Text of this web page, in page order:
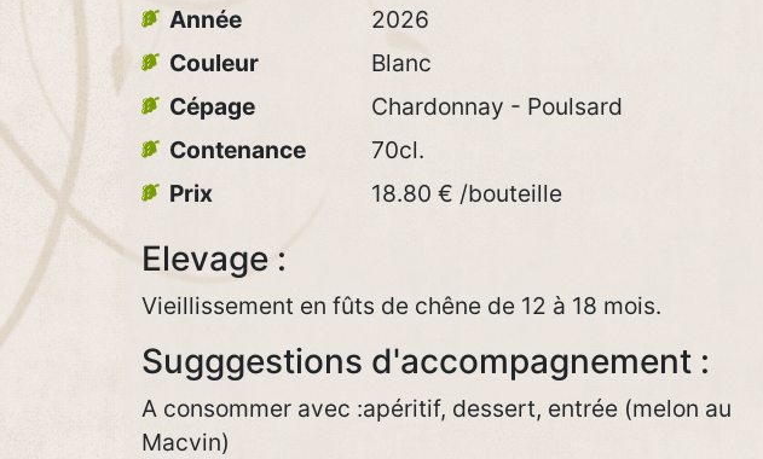
Année
2026
Couleur
Blanc
Cépage
Chardonnay - Poulsard
Contenance
70cl.
Prix
18.80 € /bouteille
Elevage :
Vieillissement en fûts de chêne de 12 à 18 mois.
Sugggestions d'accompagnement :
A consommer avec :apéritif, dessert, entrée (melon au
Macvin)